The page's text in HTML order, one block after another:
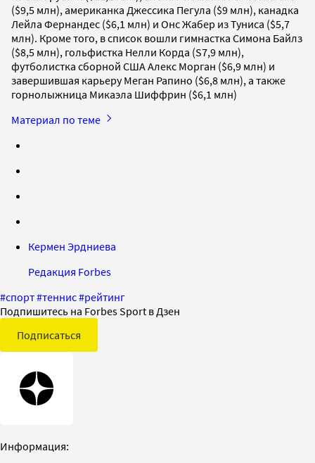
($9,5 млн), американка Джессика Пегула ($9 млн), канадка
Лейла Фернандес ($6,1 млн) и Онс Жабер из Туниса ($5,7
млн). Кроме того, в список вошли гимнастка Симона Байлз
($8,5 млн), гольфистка Нелли Корда (S7,9 млн),
футболистка сборной США Алекс Морган ($6,9 млн) и
завершившая карьеру Меган Рапино ($6,8 млн), а также
горнолыжница Микаэла Шиффрин ($6,1 млн)
Материал по теме
Кермен Эрдниева
Редакция Forbes
#спорт#теннис#рейтинг
Подпишитесь на Forbes Sport в Дзен
Подписаться
Информация: